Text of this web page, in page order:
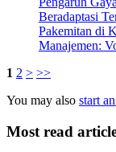
Beradaptasi
Pakemitan di
Manajemen:
1 2 > >>
You may also start
Most read